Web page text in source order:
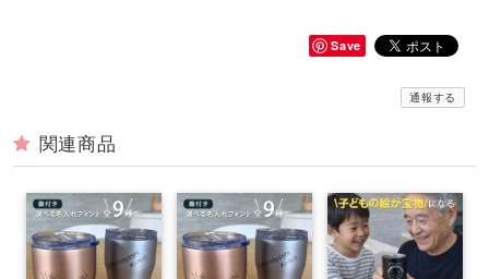
Save
通報する
関連商品